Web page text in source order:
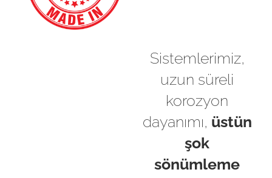
Sistemlerimiz,
uzun süreli
korozyon
dayanımı, üstün
şok
sönümleme